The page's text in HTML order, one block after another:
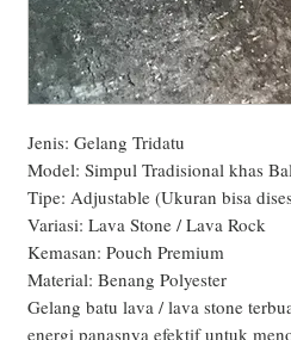
Jenis: Gelang Tridatu
Model: Simpul Tradisional khas
Tipe: Adjustable (Ukuran bisa
Variasi: Lava Stone / Lava Rock
Kemasan: Pouch Premium
Material: Benang Polyester
Gelang batu lava / lava stone
energi panasnya efektif untuk